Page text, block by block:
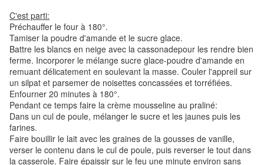
C'est parti:
Préchauffer le four à 180°.
Tamiser la poudre d'amande et le sucre glace.
Battre les blancs en neige avec la cassonadepour les rendre bien
ferme. Incorporer le mélange sucre glace-poudre d'amande en
remuant délicatement en soulevant la masse. Couler l'appreil sur
un silpat et parsemer de noisettes concassées et torréfiées.
Enfourner 20 minutes à 180°.
Pendant ce temps faire la crème mousseline au praliné:
Dans un cul de poule, mélanger le sucre et les jaunes puis les
farines.
Faire bouillir le lait avec les graines de la gousses de vanille,
verser le contenu dans le cul de poule, puis reverser le tout dans
la casserole. Faire épaissir sur le feu une minute environ sans